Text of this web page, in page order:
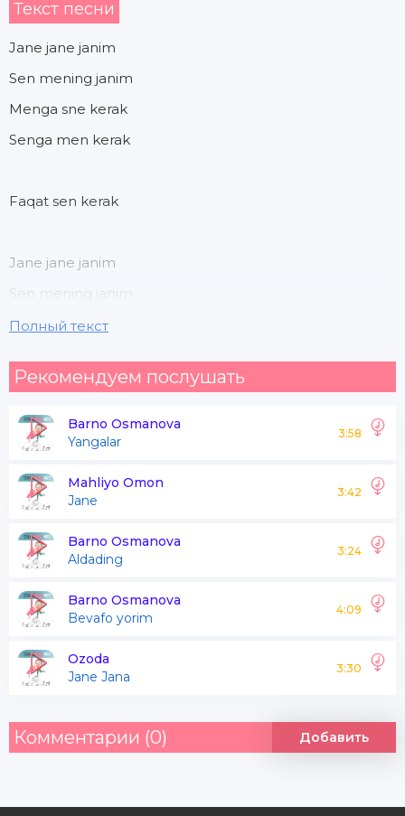
Текст песни
Jane jane janim
Sen mening janim
Menga sne kerak
Senga men kerak
Faqat sen kerak
Jane jane janim
Sen mening janim
Menga sne kerak
Faqat sen kerak
Senikidur bu yurak
Ishqing bila jon halak
Sendur baxtim sababi
Dilda yo'q sendan bo'al
Men oyman sen quyosh
Sevgimizdan erur qosh
Ko'nglimiz juda bebosh
Полный текст
Рекомендуем послушать
Barno Osmanova
Yangalar
3:58
Mahliyo Omon
Jane
3:42
Barno Osmanova
Aldading
3:24
Barno Osmanova
Bevafo yorim
4:09
Ozoda
Jane Jana
3:30
Комментарии (0) Добавить